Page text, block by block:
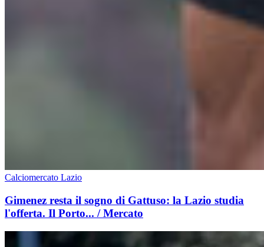
Calciomercato Lazio
Gimenez resta il sogno di Gattuso: la Lazio studia
l'offerta. Il Porto... / Mercato